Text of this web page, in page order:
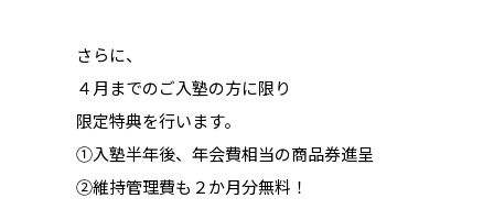
さらに、
４月までのご入塾の方に限り
限定特典を行います。
①入塾半年後、年会費相当の商品券進呈
②維持管理費も２か月分無料！